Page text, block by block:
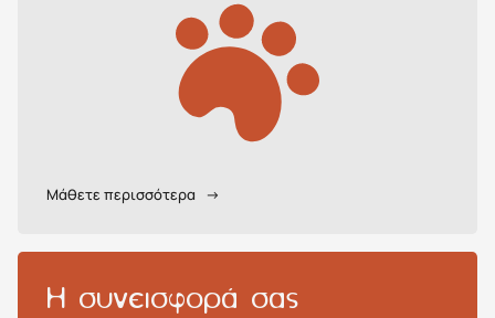
Μάθετε περισσότερα →
H συνεισφορά σας